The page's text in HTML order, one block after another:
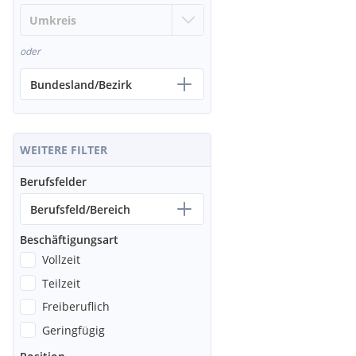
oder
Bundesland/Bezirk
WEITERE FILTER
Berufsfelder
Berufsfeld/Bereich
Beschäftigungsart
Vollzeit
Teilzeit
Freiberuflich
Geringfügig